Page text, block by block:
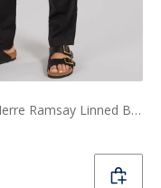
THREADBARE Herre Ramsay Linned Bukser Sort